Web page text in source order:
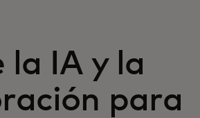
la IA y la
para